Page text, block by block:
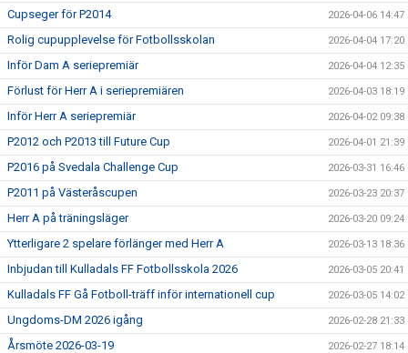
Cupseger för P2014 2026-04-06 14:47
Rolig cupupplevelse för Fotbollsskolan 2026-04-04 17:20
Inför Dam A seriepremiär 2026-04-04 12:35
Förlust för Herr A i seriepremiären 2026-04-03 18:19
Inför Herr A seriepremiär 2026-04-02 09:38
P2012 och P2013 till Future Cup 2026-04-01 21:39
P2016 på Svedala Challenge Cup 2026-03-31 16:46
P2011 på Västeråscupen 2026-03-23 20:37
Herr A på träningsläger 2026-03-20 09:24
Ytterligare 2 spelare förlänger med Herr A 2026-03-13 18:36
Inbjudan till Kulladals FF Fotbollsskola 2026 2026-03-05 20:41
Kulladals FF Gå Fotboll-träff inför internationell cup 2026-03-05 14:02
Ungdoms-DM 2026 igång 2026-02-28 21:33
Årsmöte 2026-03-19 2026-02-27 18:14